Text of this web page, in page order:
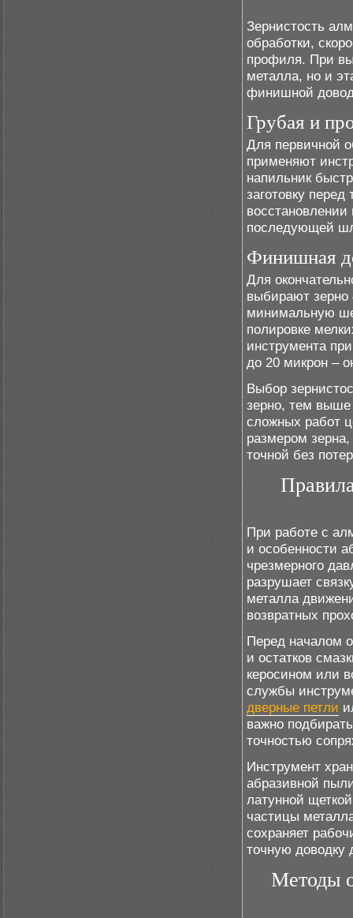
Зернистость
обработки,
профиля. При
металла, но и
финишной
Грубая и
Для первичной
применяют
напильник
заготовку
восстановлении
последующей
Финишная
Для
выбирают зерно
минимальную
полировке
инструмента
до 20 микрон –
Выбор
зерно, тем
сложных работ
размером зерна,
точной без
При работе с
и особенности
чрезмерного
разрушает
металла
возвратных
Перед началом
и остатков
керосином или
службы
дверные петли
важно
точностью
Инструмент
абразивной
латунной
частицы
сохраняет
точную доводку
Методы